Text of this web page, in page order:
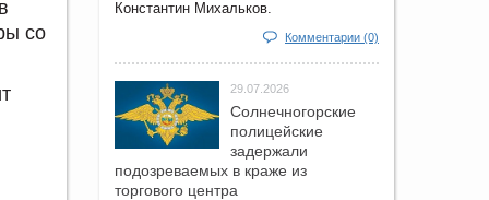
со
Константин Михальков.
Комментарии (0)
29.07.2026
Солнечногорские
полицейские
задержали
подозреваемых в краже из
торгового центра